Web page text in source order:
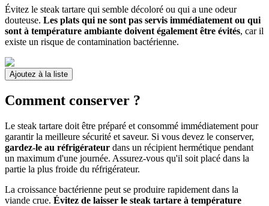
Évitez le steak tartare qui semble décoloré ou qui a une odeur
douteuse. Les plats qui ne sont pas servis immédiatement ou qui
sont à température ambiante doivent également être évités, car il
existe un risque de contamination bactérienne.
Ajoutez à la liste
Comment conserver ?
Le steak tartare doit être préparé et consommé immédiatement pour
garantir la meilleure sécurité et saveur. Si vous devez le conserver,
gardez-le au réfrigérateur dans un récipient hermétique pendant
un maximum d'une journée. Assurez-vous qu'il soit placé dans la
partie la plus froide du réfrigérateur.
La croissance bactérienne peut se produire rapidement dans la
viande crue. Évitez de laisser le steak tartare à température